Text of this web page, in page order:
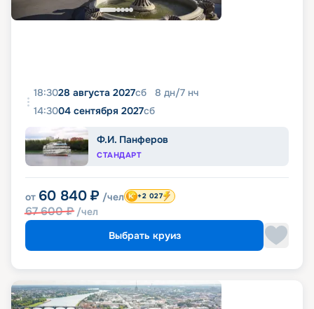
18:3028 августа 2027сб 8 дн/7 нч
14:3004 сентября 2027сб
Ф.И. Панферов
СТАНДАРТ
от 60 840 ₽ /чел
67 600₽ /чел
+2 027
Выбрать круиз